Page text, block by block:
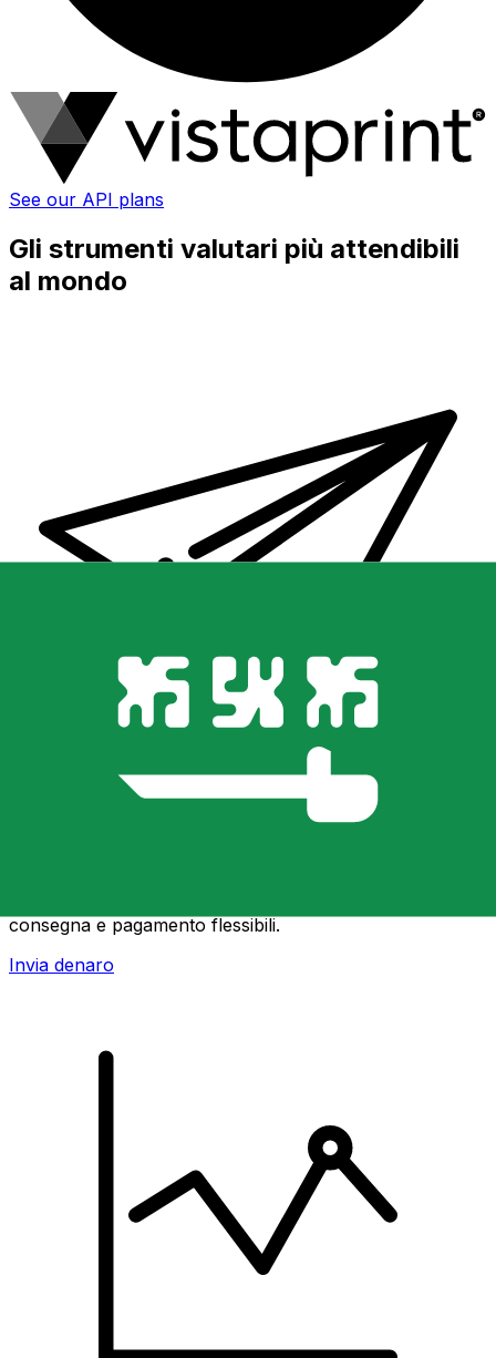
See our API plans
Gli strumenti valutari più attendibili
al mondo
consegna e pagamento flessibili.
Invia denaro